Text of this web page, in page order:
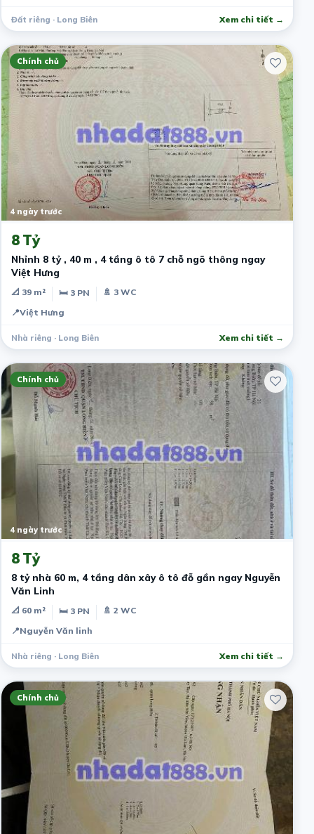
Đất riêng · Long Biên Xem chi tiết →
Chính chủ
4 ngày trước
8 Tỷ
Nhỉnh 8 tỷ , 40 m , 4 tầng ô tô 7 chỗ ngõ thông ngay
Việt Hưng
📐 39 m² 🛏 3 PN
🚿 3 WC
📍Việt Hưng
Nhà riêng · Long Biên Xem chi tiết →
Chính chủ
4 ngày trước
8 Tỷ
8 tỷ nhà 60 m, 4 tầng dân xây ô tô đỗ gần ngay Nguyễn
Văn Linh
📐 60 m² 🛏 3 PN
🚿 2 WC
📍Nguyễn Văn linh
Nhà riêng · Long Biên Xem chi tiết →
Chính chủ